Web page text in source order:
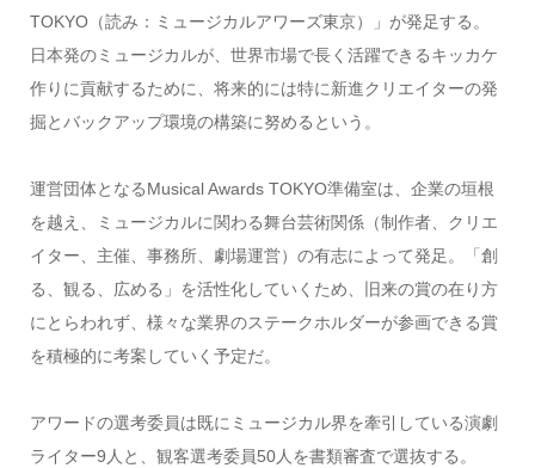
TOKYO（読み：ミュージカルアワーズ東京）」が発足する。
日本発のミュージカルが、世界市場で長く活躍できるキッカケ
作りに貢献するために、将来的には特に新進クリエイターの発
掘とバックアップ環境の構築に努めるという。
運営団体となるMusical Awards TOKYO準備室は、企業の垣根
を越え、ミュージカルに関わる舞台芸術関係（制作者、クリエ
イター、主催、事務所、劇場運営）の有志によって発足。「創
る、観る、広める」を活性化していくため、旧来の賞の在り方
にとらわれず、様々な業界のステークホルダーが参画できる賞
を積極的に考案していく予定だ。
アワードの選考委員は既にミュージカル界を牽引している演劇
ライター9人と、観客選考委員50人を書類審査で選抜する。